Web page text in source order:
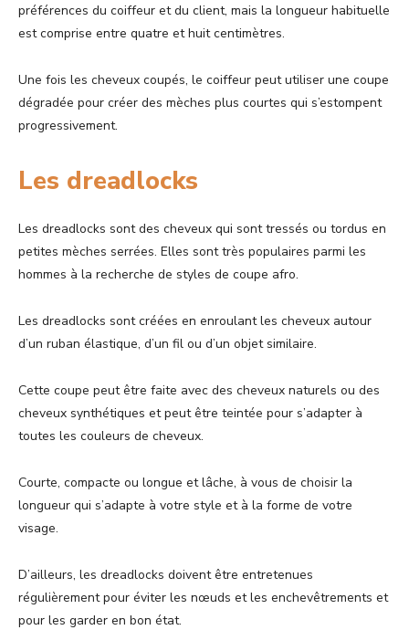
préférences du coiffeur et du client, mais la longueur habituelle
est comprise entre quatre et huit centimètres.
Une fois les cheveux coupés, le coiffeur peut utiliser une coupe
dégradée pour créer des mèches plus courtes qui s’estompent
progressivement.
Les dreadlocks
Les dreadlocks sont des cheveux qui sont tressés ou tordus en
petites mèches serrées. Elles sont très populaires parmi les
hommes à la recherche de styles de coupe afro.
Les dreadlocks sont créées en enroulant les cheveux autour
d’un ruban élastique, d’un fil ou d’un objet similaire.
Cette coupe peut être faite avec des cheveux naturels ou des
cheveux synthétiques et peut être teintée pour s’adapter à
toutes les couleurs de cheveux.
Courte, compacte ou longue et lâche, à vous de choisir la
longueur qui s’adapte à votre style et à la forme de votre
visage.
D’ailleurs, les dreadlocks doivent être entretenues
régulièrement pour éviter les nœuds et les enchevêtrements et
pour les garder en bon état.